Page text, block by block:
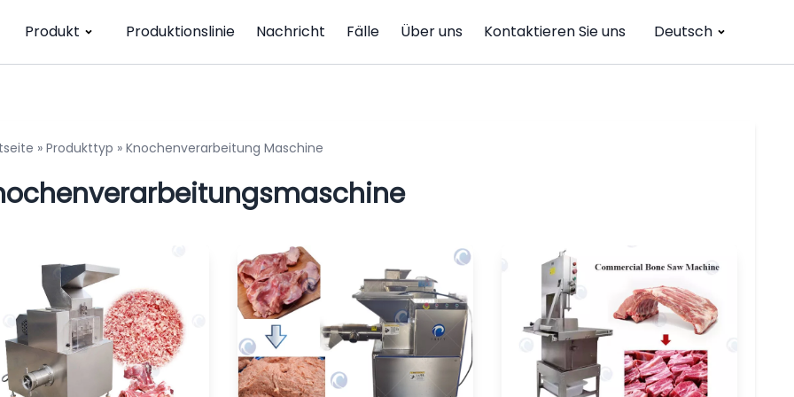
Produkt Produktionslinie Nachricht Fälle Über uns Kontaktieren Sie uns Deutsch
» Produkttyp » Knochenverarbeitung Maschine